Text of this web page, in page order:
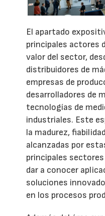
El apartado
principales actores
valor del sector,
distribuidores de
empresas de
desarrolladores de
tecnologías de
industriales. Este
la madurez,
alcanzadas por
principales
dar a conocer
soluciones
en los procesos